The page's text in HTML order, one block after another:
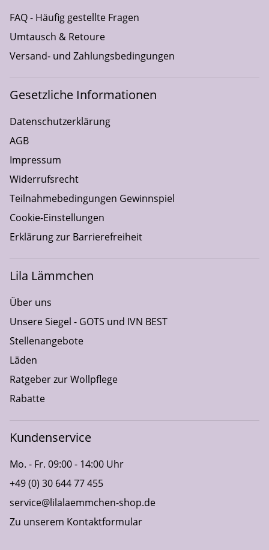
FAQ - Häufig gestellte Fragen
Umtausch & Retoure
Versand- und Zahlungsbedingungen
Gesetzliche Informationen
Datenschutzerklärung
AGB
Impressum
Widerrufsrecht
Teilnahmebedingungen Gewinnspiel
Cookie-Einstellungen
Erklärung zur Barrierefreiheit
Lila Lämmchen
Über uns
Unsere Siegel - GOTS und IVN BEST
Stellenangebote
Läden
Ratgeber zur Wollpflege
Rabatte
Kundenservice
Mo. - Fr. 09:00 - 14:00 Uhr
+49 (0) 30 644 77 455
service@lilalaemmchen-shop.de
Zu unserem Kontaktformular